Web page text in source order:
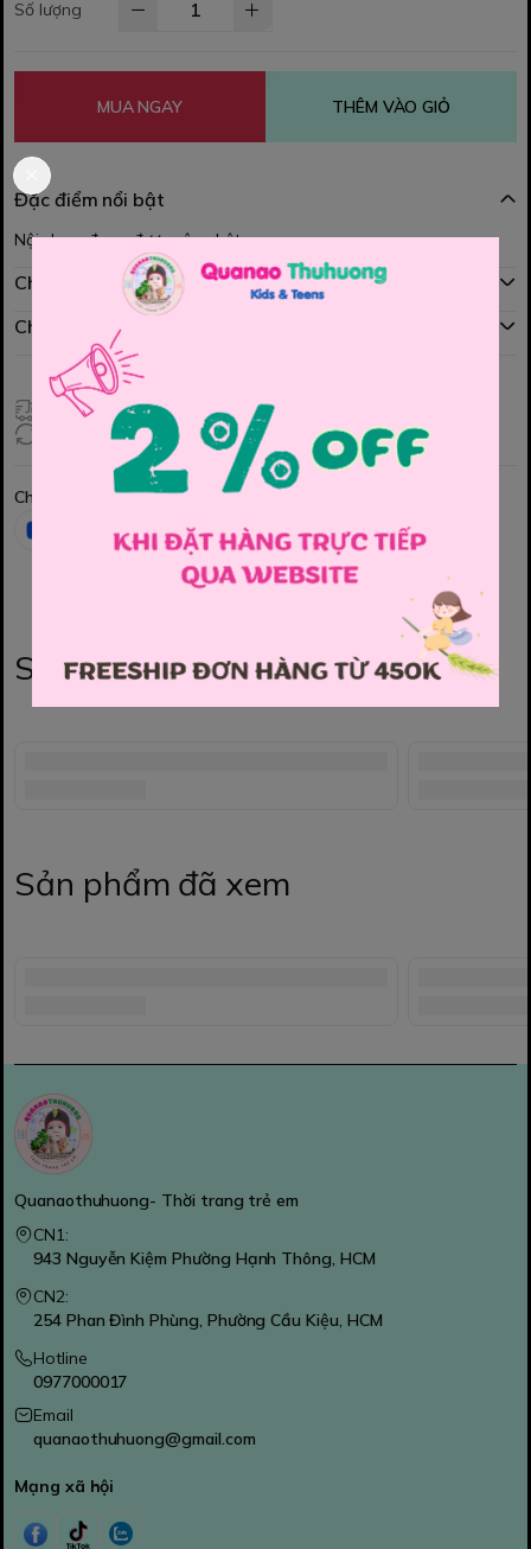
Số lượng
MUA NGAY THÊM VÀO GIỎ
Đặc điểm nổi bật
Nội dung đang được cập nhật
Chính sách mua hàng
Chính sách đổi hàng
Giao hàng toàn quốc
Đổi hàng 3 ngày (HCM), 7 ngày (Tỉnh)
Chia sẻ
Sản phẩm liên quan
Sản phẩm đã xem
Quanaothuhuong- Thời trang trẻ em
CN1:
943 Nguyễn Kiệm Phường Hạnh Thông, HCM
CN2:
254 Phan Đình Phùng, Phường Cầu Kiệu, HCM
Hotline
0977000017
Email
quanaothuhuong@gmail.com
Mạng xã hội